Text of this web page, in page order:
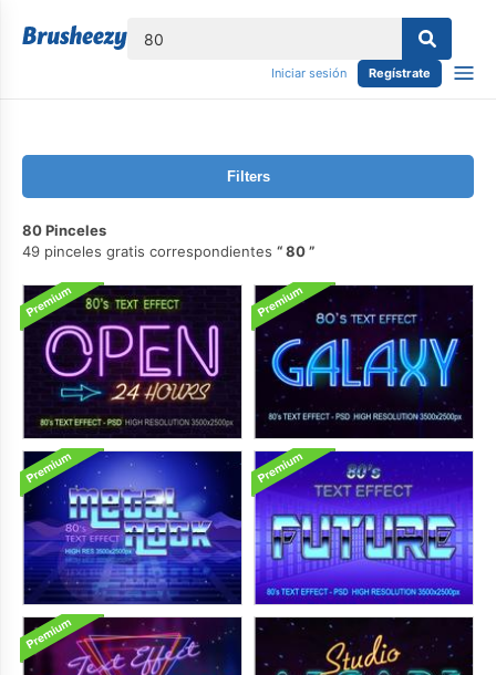
Iniciar sesión Regístrate
Filters
80 Pinceles
49 pinceles gratis correspondientes
80